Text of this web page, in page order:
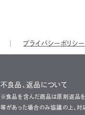
プライバシーポリシー
不良品、返品について
※食品を含んだ商品は原則返品を
等があった場合のみ協議の上、対